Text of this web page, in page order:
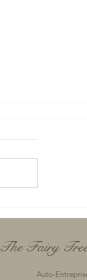
Recette des Patacitrouilles
The Fairy
Auto-